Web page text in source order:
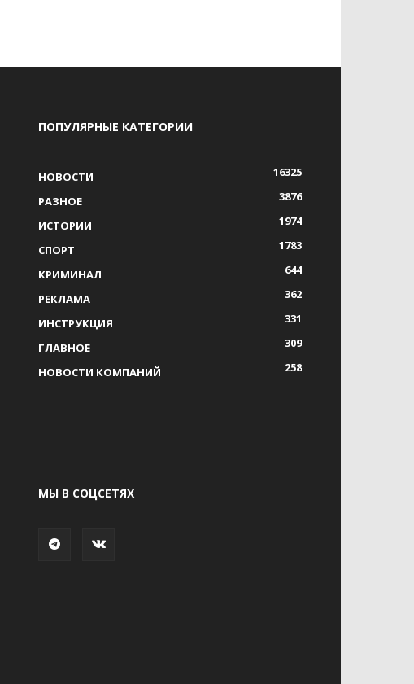
ПОПУЛЯРНЫЕ КАТЕГОРИИ
НОВОСТИ
16325
РАЗНОЕ
3876
ИСТОРИИ
1974
СПОРТ
1783
КРИМИНАЛ
644
РЕКЛАМА
362
ИНСТРУКЦИЯ
331
ГЛАВНОЕ
309
НОВОСТИ КОМПАНИЙ
258
МЫ В СОЦСЕТЯХ